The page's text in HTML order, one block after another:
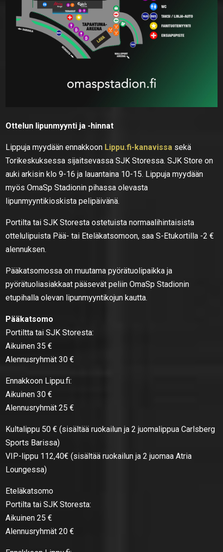
Ottelun lipunmyynti ja -hinnat
Lippuja myydään ennakkoon Lippu.fi-kanavissa sekä
Torikeskuksessa sijaitsevassa SJK Storessa. SJK Store on
auki arkisin klo 9-16 ja lauantaina 10-15. Lippuja myydään
myös OmaSp Stadionin pihassa olevasta
lipunmyyntikioskista pelipäivänä.
Portilta tai SJK Storesta ostetuista normaalihintaisista
ottelulipuista Pää- tai Eteläkatsomoon, saa S-Etukortilla -2 €
alennuksen.
Pääkatsomossa on muutama pyörätuolipaikka ja
pyörätuoliasiakkaat pääsevät peliin OmaSp Stadionin
etupihalla olevan lipunmyyntikojun kautta.
Pääkatsomo
Portiltta tai SJK Storesta:
Aikuinen 35 €
Alennusryhmät 30 €
Ennakkoon Lippu.fi:
Aikuinen 30 €
Alennusryhmät 25 €
Kultalippu 50 € (sisältää ruokailun ja 2 juomalippua Carlsberg
Sports Barissa)
VIP-lippu 112,40€ (sisältää ruokailun ja 2 juomaa Atria
Loungessa)
Eteläkatsomo
Portilta tai SJK Storesta:
Aikuinen 25 €
Alennusryhmät 20 €